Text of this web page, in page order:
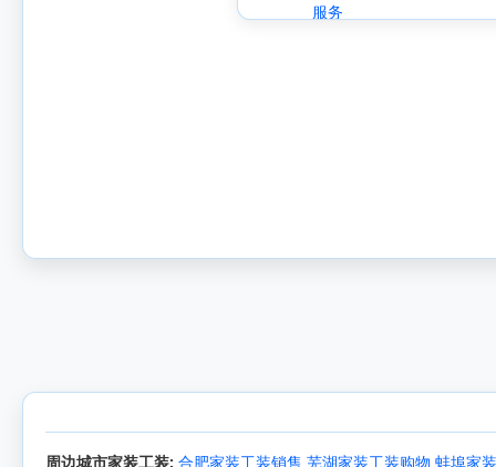
服务
周边城市家装工装: 合肥家装工装销售 芜湖家装工装购物 蚌埠家